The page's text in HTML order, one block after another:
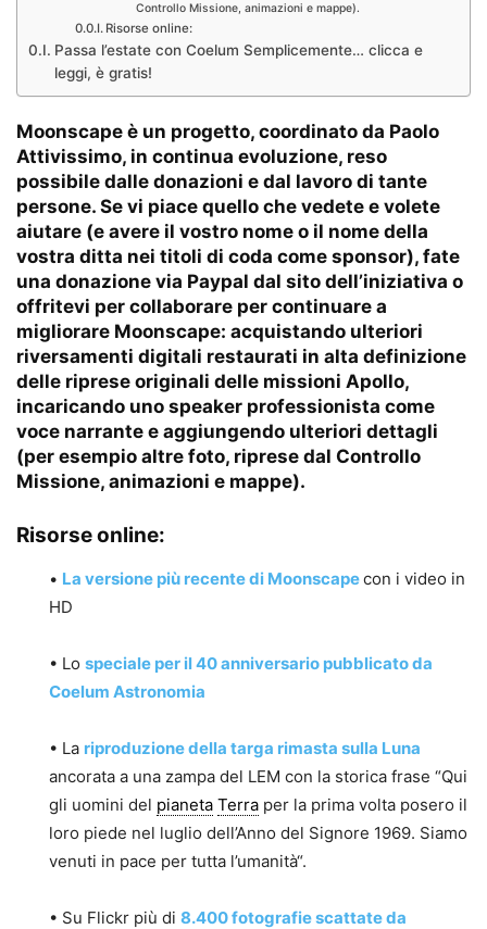
Controllo Missione, animazioni e mappe).
Risorse online:
Passa l’estate con Coelum Semplicemente… clicca e
leggi, è gratis!
Moonscape è un progetto, coordinato da Paolo
Attivissimo, in continua evoluzione, reso
possibile dalle donazioni e dal lavoro di tante
persone. Se vi piace quello che vedete e volete
aiutare (e avere il vostro nome o il nome della
vostra ditta nei titoli di coda come sponsor), fate
una donazione via Paypal dal sito dell’iniziativa o
offritevi per collaborare per continuare a
migliorare Moonscape: acquistando ulteriori
riversamenti digitali restaurati in alta definizione
delle riprese originali delle missioni Apollo,
incaricando uno speaker professionista come
voce narrante e aggiungendo ulteriori dettagli
(per esempio altre foto, riprese dal Controllo
Missione, animazioni e mappe).
Risorse online:
• La versione più recente di Moonscapecon i video in
HD
• Lo speciale per il 40 anniversario pubblicato da
Coelum Astronomia
• La riproduzione della targa rimasta sulla Luna
ancorata a una zampa del LEM con la storica frase “Qui
gli uomini del pianeta Terra per la prima volta posero il
loro piede nel luglio dell’Anno del Signore 1969. Siamo
venuti in pace per tutta l’umanità“.
• Su Flickr più di 8.400 fotografie scattate da